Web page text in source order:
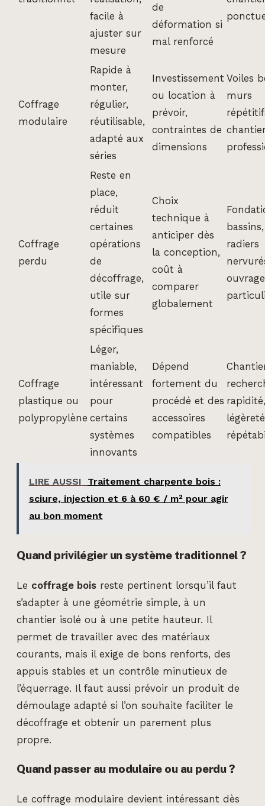
facile à
ajuster sur
mesure
de
déformation si
mal renforcé
Coffrage
modulaire
Rapide à
monter,
régulier,
réutilisable,
adapté aux
séries
Investissement
ou location à
prévoir,
contraintes de
dimensions
Voiles
murs
Coffrage
perdu
Reste en
place,
réduit
certaines
opérations
de
décoffrage,
utile sur
formes
spécifiques
Choix
technique à
anticiper dès
la conception,
coût à
comparer
globalement
bassins,
radiers
Coffrage
plastique ou
polypropylène
Léger,
maniable,
intéressant
pour
certains
systèmes
innovants
Dépend
fortement du
procédé et des
accessoires
compatibles
rapidité,
LIRE AUSSI
Traitement charpente bois :
sciure, injection et 6 à 60 € / m² pour agir
au bon moment
Quand privilégier un système traditionnel ?
Le coffrage bois reste pertinent lorsqu’il faut
s’adapter à une géométrie simple, à un
chantier isolé ou à une petite hauteur. Il
permet de travailler avec des matériaux
courants, mais il exige de bons renforts, des
appuis stables et un contrôle minutieux de
l’équerrage. Il faut aussi prévoir un produit de
démoulage adapté si l’on souhaite faciliter le
décoffrage et obtenir un parement plus
propre.
Quand passer au modulaire ou au perdu ?
Le coffrage modulaire devient intéressant dès